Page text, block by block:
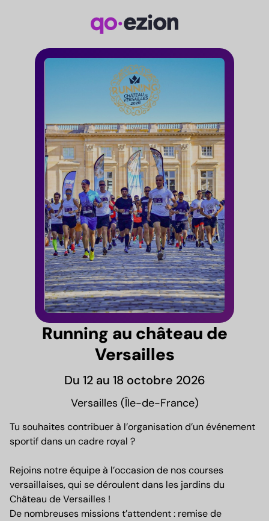
Running au château de
Versailles
Du 12 au 18 octobre 2026
Versailles (Île-de-France)
Tu souhaites contribuer à l’organisation d’un événement
sportif dans un cadre royal ?
Rejoins notre équipe à l’occasion de nos courses
versaillaises, qui se déroulent dans les jardins du
Château de Versailles !
De nombreuses missions t’attendent : remise de